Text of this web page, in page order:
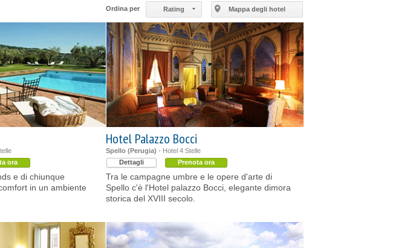
Ordina per Rating Mappa degli hotel
©OpenStreetMap contributors
ora
e di chiunque
in un ambiente
Hotel Palazzo Bocci
Spello (Perugia) - Hotel 4 Stelle
Dettagli
Prenota ora
Tra le campagne umbre e le opere d'arte di
Spello c'è l'Hotel palazzo Bocci, elegante dimora
storica del XVIII secolo.